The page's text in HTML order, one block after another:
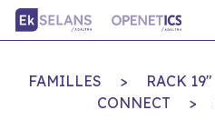
FAMILLES > RACK 19"
CONNECT
>